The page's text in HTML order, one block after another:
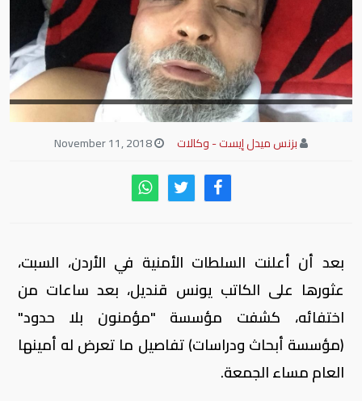
بزنس ميدل إيست - وكالات
بعد أن أعلنت السلطات الأمنية في الأردن، السبت،
عثورها على الكاتب يونس قنديل، بعد ساعات من
اختفائه، كشفت مؤسسة "مؤمنون بلا حدود"
(مؤسسة أبحاث ودراسات) تفاصيل ما تعرض له أمينها
العام مساء الجمعة.